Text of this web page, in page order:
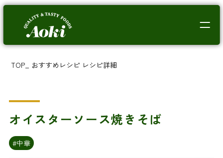
TOP おすすめレシピ レシピ詳細
オイスターソース焼きそば
#中華